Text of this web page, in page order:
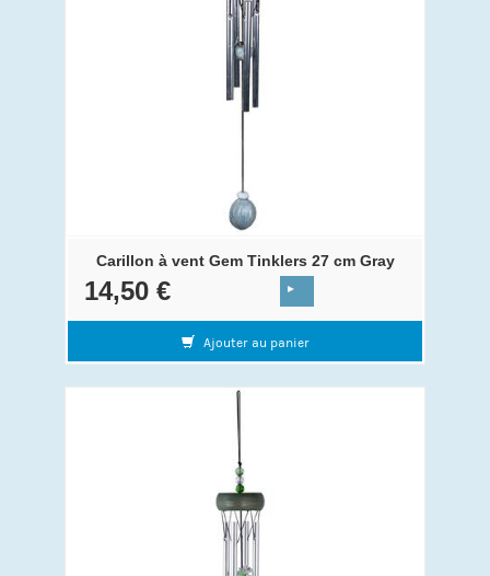
Carillon à vent Gem Tinklers 27 cm Gray
14,50 €
Ajouter au panier